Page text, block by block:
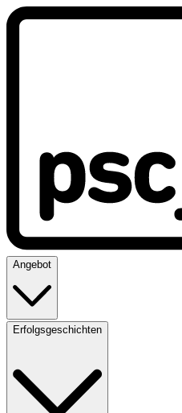
Angebot
Erfolgsgeschichten